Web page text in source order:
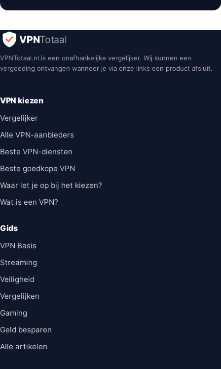
VPNTotaal
VPNTotaal.nl is een onafhankelijke vergelijker. Wij kunnen een
vergoeding ontvangen wanneer je via onze links een product afsluit.
VPN kiezen
Vergelijker
Alle VPN-aanbieders
Beste VPN-diensten
Beste goedkope VPN
Waar let je op bij het kiezen?
Wat is een VPN?
Gids
VPN Basis
Streaming
Veiligheid
Vergelijken
Gaming
Geld besparen
Alle artikelen